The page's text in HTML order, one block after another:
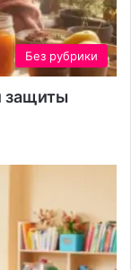
Без рубрики
защиты